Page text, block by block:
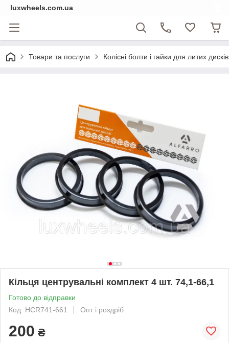
luxwheels.com.ua
Товари та послуги Колісні болти і гайки для литих
Кільця центрувальні комплект 4 шт. 74,1-66,1
Готово до відправки
Код: HCR741-661
Опт і роздріб
200 ₴